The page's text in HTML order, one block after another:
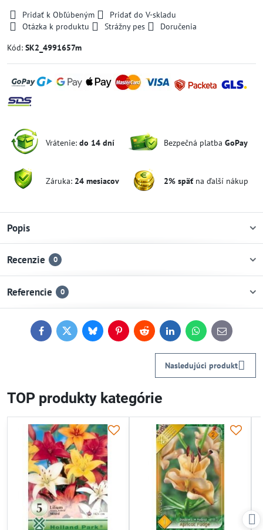
Pridať k Obľúbeným
Pridať do V-skladu
Otázka k produktu
Strážny pes
Doručenia
Kód: SK2_4991657m
Vrátenie: do 14 dní Bezpečná platba GoPay
Záruka: 24 mesiacov 2% späťna ďalší nákup
Popis
Recenzie 0
Referencie 0
FacebookTwitterBlueskyPinterestReddit LinkedInWhatsApp
E-
mail
Nasledujúci produkt
TOP produkty kategórie